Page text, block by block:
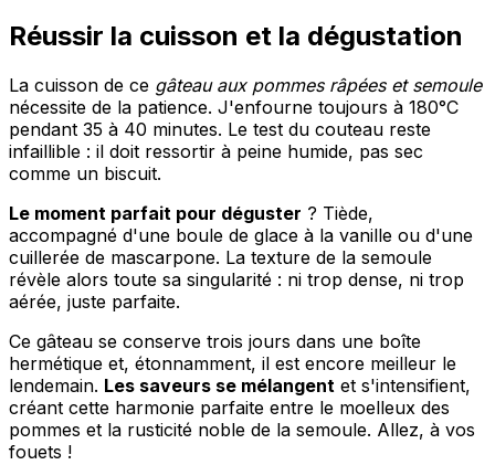
Réussir la cuisson et la dégustation
La cuisson de ce gâteau aux pommes râpées et semoule
nécessite de la patience. J'enfourne toujours à 180°C
pendant 35 à 40 minutes. Le test du couteau reste
infaillible : il doit ressortir à peine humide, pas sec
comme un biscuit.
Le moment parfait pour déguster ? Tiède,
accompagné d'une boule de glace à la vanille ou d'une
cuillerée de mascarpone. La texture de la semoule
révèle alors toute sa singularité : ni trop dense, ni trop
aérée, juste parfaite.
Ce gâteau se conserve trois jours dans une boîte
hermétique et, étonnamment, il est encore meilleur le
lendemain. Les saveurs se mélangent et s'intensifient,
créant cette harmonie parfaite entre le moelleux des
pommes et la rusticité noble de la semoule. Allez, à vos
fouets !